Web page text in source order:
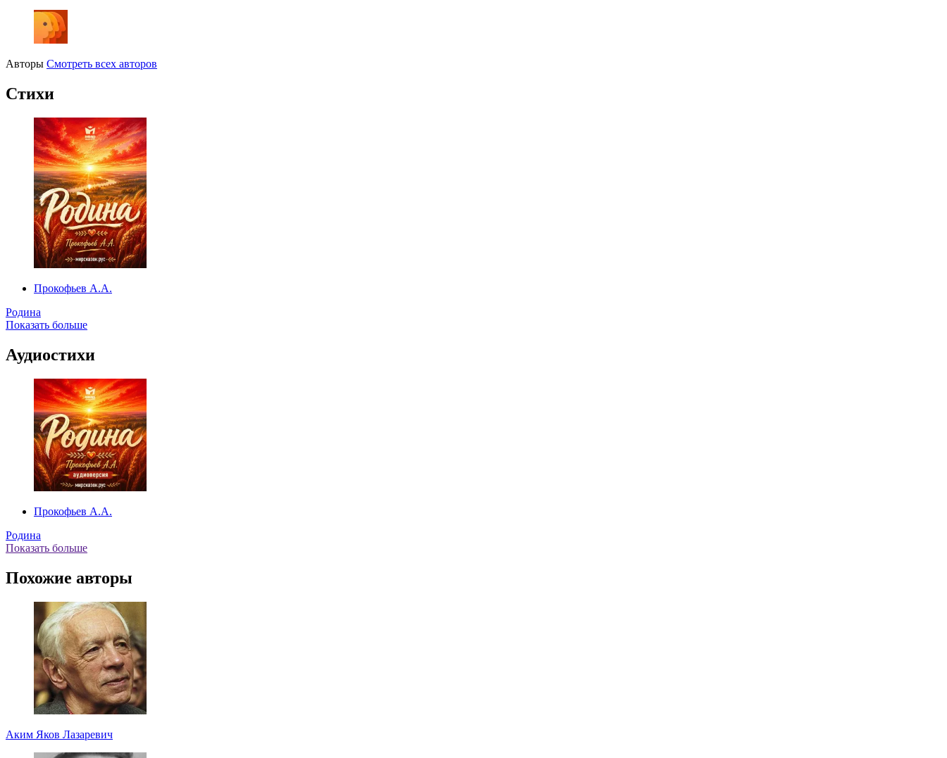
Авторы Смотреть всех авторов
Стихи
Прокофьев А.А.
Родина
Показать больше
Аудиостихи
Прокофьев А.А.
Родина
Показать больше
Похожие авторы
Аким Яков Лазаревич